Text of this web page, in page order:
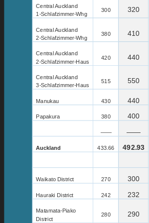
Central Auckland
1-Schlafzimmer-Whg
300 320
Central Auckland
2-Schlafzimmer-Whg
380 410
Central Auckland
2-Schlafzimmer-Haus
420 440
Central Auckland
3-Schlafzimmer-Haus
515 550
Manukau 430 440
Papakura 380 400
—— ——
Auckland 433.66 492.93
Waikato District 270 300
Hauraki District 242 232
Matamata-Piako
District
280 290